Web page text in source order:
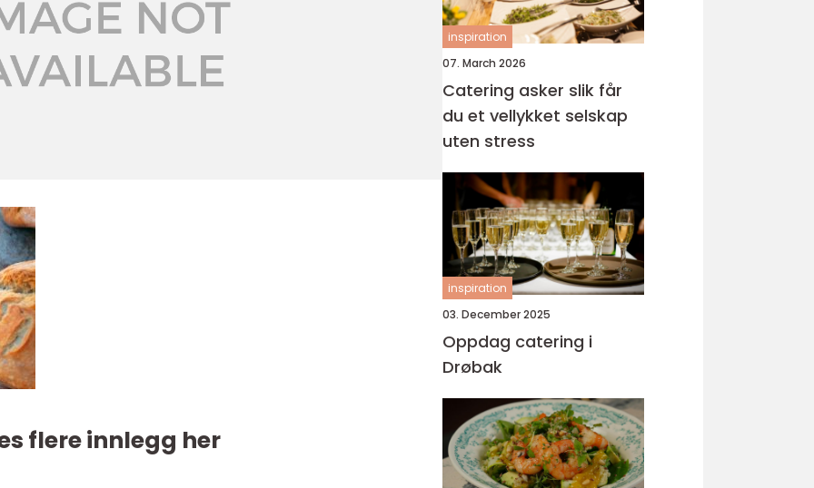
flere innlegg her
inspiration
07. March 2026
Catering asker slik får
du et vellykket selskap
uten stress
inspiration
03. December 2025
Oppdag catering i
Drøbak